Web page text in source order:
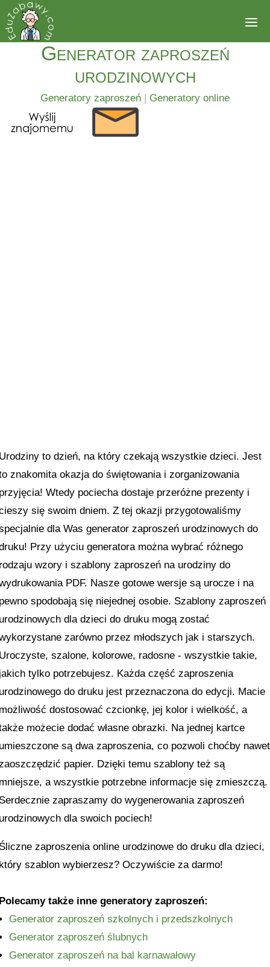
Generator zaproszeń
urodzinowych
Generatory zaproszeń | Generatory online
to dzień, na który czekają wszystkie dzieci. Jest
znakomita okazja do świętowania i zorganizowania
Wtedy pociecha dostaje przeróżne prezenty i
się swoim dniem. Z tej okazji przygotowaliśmy
dla Was generator zaproszeń urodzinowych do
Przy użyciu generatora można wybrać różnego
wzory i szablony zaproszeń na urodziny do
PDF. Nasze gotowe wersje są urocze i na
spodobają się niejednej osobie. Szablony zaproszeń
dla dzieci do druku mogą zostać
zarówno przez młodszych jak i starszych.
szalone, kolorowe, radosne - wszystkie takie,
tylko potrzebujesz. Każda część zaproszenia
do druku jest przeznaczona do edycji. Macie
dostosować czcionkę, jej kolor i wielkość, a
możecie dodać własne obrazki. Na jednej kartce
są dwa zaproszenia, co pozwoli choćby nawet
papier. Dzięki temu szablony też są
a wszystkie potrzebne informacje się zmieszczą.
zapraszamy do wygenerowania zaproszeń
dla swoich pociech!
zaproszenia online urodzinowe do druku dla dzieci,
szablon wybierzesz? Oczywiście za darmo!
także inne generatory zaproszeń:
Generator zaproszeń szkolnych i przedszkolnych
Generator zaproszeń ślubnych
Generator zaproszeń na bal karnawałowy